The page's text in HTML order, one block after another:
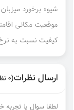
شیوه برخورد
موقعیت مکانی
کیفیت نسبت به
ارسال نظرات(0 نظر)
لطفا سوال یا تجربه